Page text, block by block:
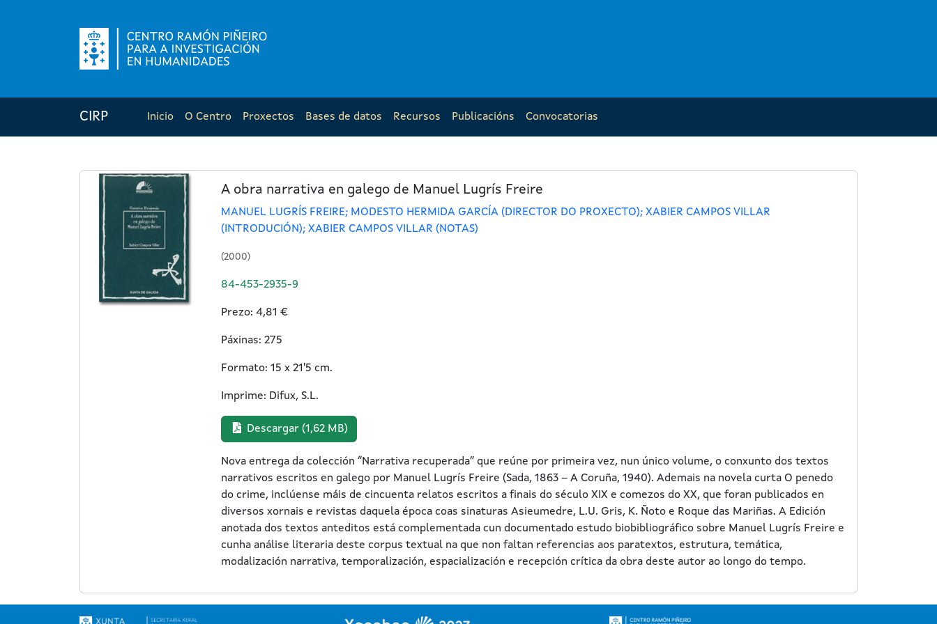
CIRP Inicio O Centro Proxectos Bases de datos Recursos Publicacións Convocatorias
A obra narrativa en galego de Manuel Lugrís Freire
MANUEL LUGRÍS FREIRE; MODESTO HERMIDA GARCÍA (DIRECTOR DO PROXECTO); XABIER CAMPOS VILLAR
(INTRODUCIÓN); XABIER CAMPOS VILLAR (NOTAS)
(2000)
84-453-2935-9
Prezo: 4,81 €
Páxinas: 275
Formato: 15 x 21'5 cm.
Imprime: Difux, S.L.
Descargar (1,62 MB)
Nova entrega da colección “Narrativa recuperada” que reúne por primeira vez, nun único volume, o conxunto dos textos
narrativos escritos en galego por Manuel Lugrís Freire (Sada, 1863 – A Coruña, 1940). Ademais na novela curta O penedo
do crime, inclúense máis de cincuenta relatos escritos a finais do século XIX e comezos do XX, que foran publicados en
diversos xornais e revistas daquela época coas sinaturas Asieumedre, L.U. Gris, K. Ñoto e Roque das Mariñas. A Edición
anotada dos textos anteditos está complementada cun documentado estudo biobibliográfico sobre Manuel Lugrís Freire e
cunha análise literaria deste corpus textual na que non faltan referencias aos paratextos, estrutura, temática,
modalización narrativa, temporalización, espacialización e recepción crítica da obra deste autor ao longo do tempo.